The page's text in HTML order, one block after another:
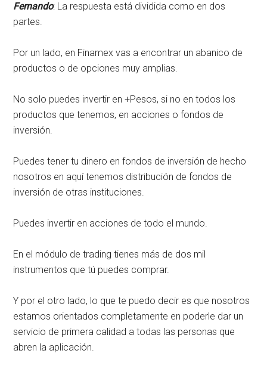
Fernando: La respuesta está dividida como en dos
partes.
Por un lado, en Finamex vas a encontrar un abanico de
productos o de opciones muy amplias.
No solo puedes invertir en +Pesos, si no en todos los
productos que tenemos, en acciones o fondos de
inversión.
Puedes tener tu dinero en fondos de inversión de hecho
nosotros en aquí tenemos distribución de fondos de
inversión de otras instituciones.
Puedes invertir en acciones de todo el mundo.
En el módulo de trading tienes más de dos mil
instrumentos que tú puedes comprar.
Y por el otro lado, lo que te puedo decir es que nosotros
estamos orientados completamente en poderle dar un
servicio de primera calidad a todas las personas que
abren la aplicación.